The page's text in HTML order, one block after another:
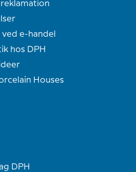
e-handel
hos DPH
Houses
DPH